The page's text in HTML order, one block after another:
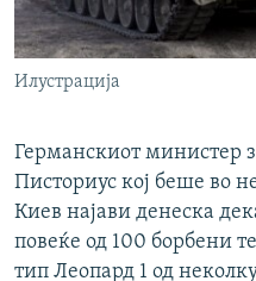
РСЕ веб страници
Илустрација
Германскиот министер
Писториус кој беше во
Киев најави денеска
повеќе од 100 борбени
тип Леопард 1 од